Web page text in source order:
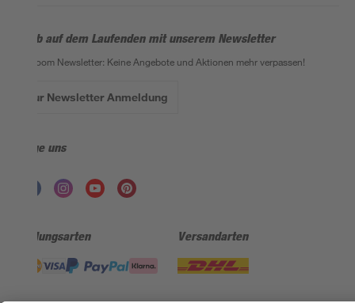
Bleib auf dem Laufenden mit unserem Newsletter
Der toom Newsletter: Keine Angebote und Aktionen mehr verpassen!
Zur Newsletter Anmeldung
Folge uns
Zahlungsarten Versandarten